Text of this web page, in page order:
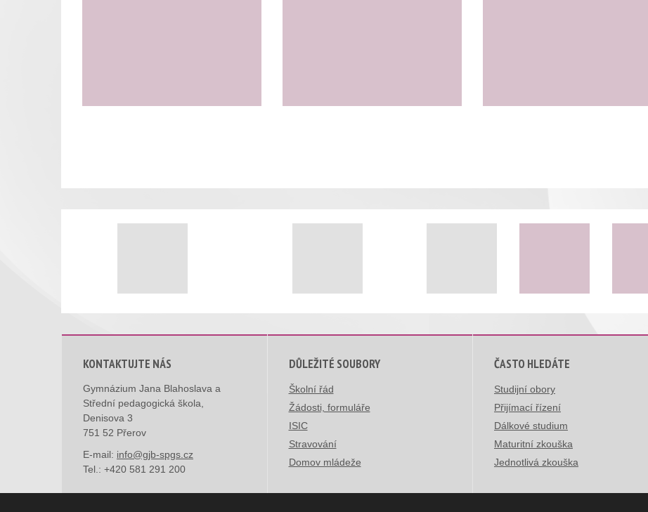
KONTAKTUJTE NÁS
Gymnázium Jana Blahoslava a
Střední pedagogická škola,
Denisova 3
751 52 Přerov
E-mail: info@gjb-spgs.cz
Tel.: +420 581 291 200
DŮLEŽITÉ SOUBORY
Školní řád
Žádosti, formuláře
ISIC
Stravování
Domov mládeže
ČASTO HLEDÁTE
Studijní obory
Přijímací řízení
Dálkové studium
Maturitní zkouška
Jednotlivá zkouška